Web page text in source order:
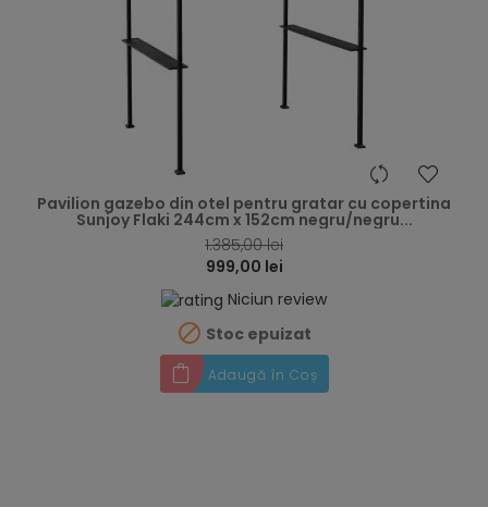
Pavilion gazebo din otel pentru gratar cu copertina
Sunjoy Flaki 244cm x 152cm negru/negru...
1.385,00 lei
999,00 lei
Niciun review
 Stoc epuizat
Adaugă în Coș